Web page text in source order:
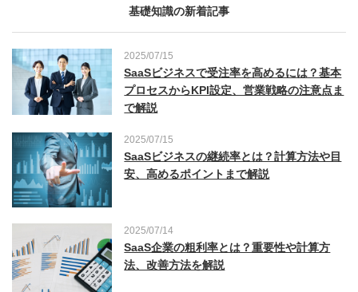
基礎知識の新着記事
2025/07/15
SaaSビジネスで受注率を高めるには？基本
プロセスからKPI設定、営業戦略の注意点ま
で解説
2025/07/15
SaaSビジネスの継続率とは？計算方法や目
安、高めるポイントまで解説
2025/07/14
SaaS企業の粗利率とは？重要性や計算方
法、改善方法を解説